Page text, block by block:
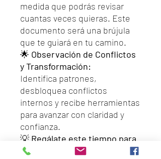
medida que podrás revisar
cuantas veces quieras. Este
documento será una brújula
que te guiará en tu camino.
🌟 Observación de Conflictos
y Transformación:
Identifica patrones,
desbloquea conflictos
internos y recibe herramientas
para avanzar con claridad y
confianza.
💡 Regálate este tiempo para
comprenderte y brillar desde